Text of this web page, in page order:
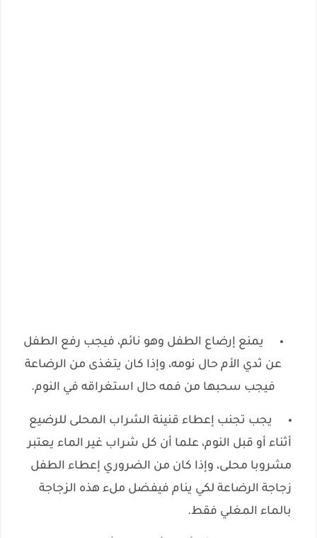
يمنع إرضاع الطفل وهو نائم، فيجب رفع الطفل
عن ثدي الأم حال نومه، وإذا كان يتغذى من الرضاعة
فيجب سحبها من فمه حال استغراقه في النوم.
يجب تجنب إعطاء قنينة الشراب المحلى للرضيع
أثناء أو قبل النوم، علما أن كل شراب غير الماء يعتبر
مشروبا محلى، وإذا كان من الضروري إعطاء الطفل
زجاجة الرضاعة لكي ينام فيفضل ملء هذه الزجاجة
بالماء المغلي فقط.